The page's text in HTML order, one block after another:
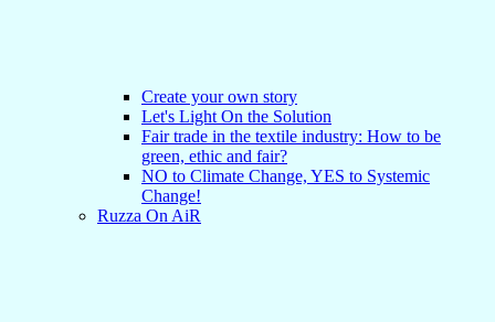
Create your own story
Let's Light On the Solution
Fair trade in the textile industry: How to be
green, ethic and fair?
NO to Climate Change, YES to Systemic
Change!
Ruzza On AiR